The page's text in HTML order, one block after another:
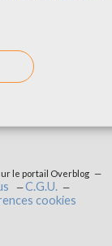
le portail Overblog
C.G.U.
cookies